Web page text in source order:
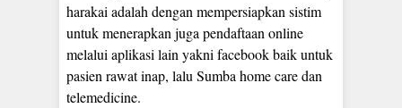
harakai adalah dengan mempersiapkan sistim
untuk menerapkan juga pendaftaan online
melalui aplikasi lain yakni facebook baik untuk
pasien rawat inap, lalu Sumba home care dan
telemedicine.